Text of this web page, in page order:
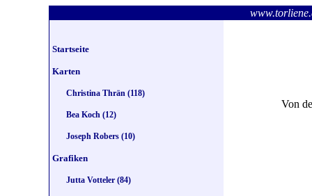
Startseite
Karten
Christina Thrän (118)
Bea Koch (12)
Joseph Robers (10)
Grafiken
Jutta Votteler (84)
Von